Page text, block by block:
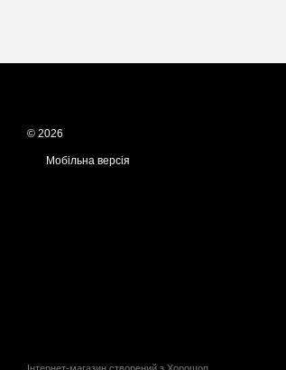
© 2026
Мобільна версія